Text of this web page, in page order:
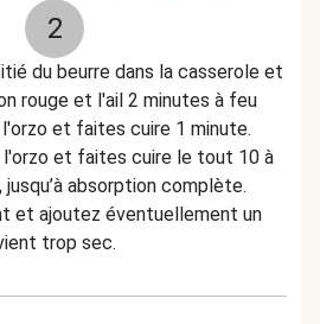
2
du beurre dans la casserole et
rouge et l'ail 2 minutes à feu
et faites cuire 1 minute.
l'orzo et faites cuire le tout 10 à
absorption complète.
et ajoutez éventuellement un
trop sec.